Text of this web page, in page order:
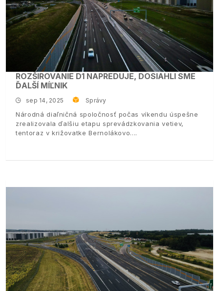
ROZŠIROVANIE D1 NAPREDUJE, DOSIAHLI SME
ĎALŠÍ MÍĽNIK
sep 14, 2025 Správy
Národná diaľničná spoločnosť počas víkendu úspešne
zrealizovala ďalšiu etapu sprevádzkovania vetiev,
tentoraz v križovatke Bernolákovo.